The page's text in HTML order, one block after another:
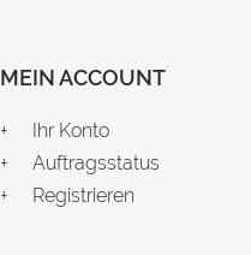
MEIN ACCOUNT
Ihr Konto
Auftragsstatus
Registrieren